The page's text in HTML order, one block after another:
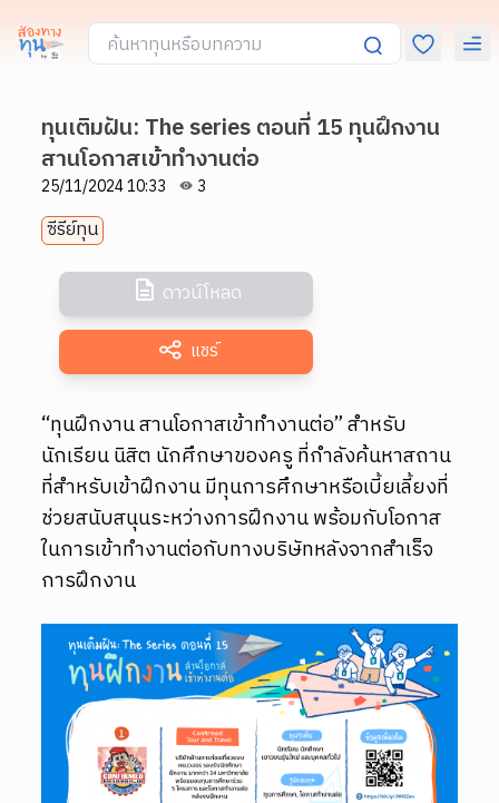
ทุนเติมฝัน: The series ตอนที่ 15 ทุนฝึกงาน
สานโอกาสเข้าทำงานต่อ
25/11/2024 10:33 3
ซีรีย์ทุน
ดาวน์โหลด
แชร์
“ทุนฝึกงาน สานโอกาสเข้าทำงานต่อ” สำหรับ
นักเรียน นิสิต นักศึกษาของครู ที่กำลังค้นหาสถาน
ที่สำหรับเข้าฝึกงาน มีทุนการศึกษาหรือเบี้ยเลี้ยงที่
ช่วยสนับสนุนระหว่างการฝึกงาน พร้อมกับโอกาส
ในการเข้าทำงานต่อกับทางบริษัทหลังจากสำเร็จ
การฝึกงาน